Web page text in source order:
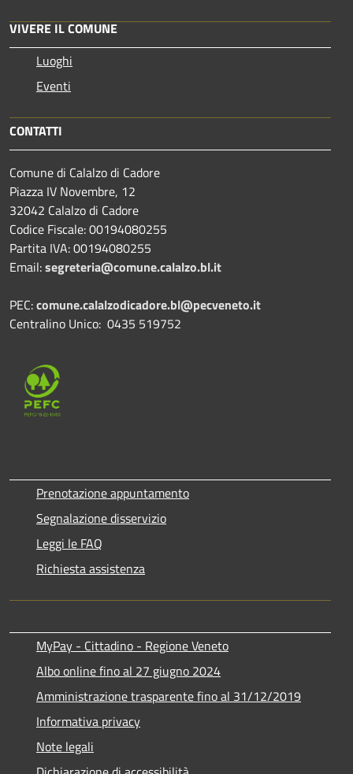
VIVERE IL COMUNE
Luoghi
Eventi
CONTATTI
Comune di Calalzo di Cadore
Piazza IV Novembre, 12
32042 Calalzo di Cadore
Codice Fiscale: 00194080255
Partita IVA: 00194080255
Email:segreteria@comune.calalzo.bl.it
PEC:comune.calalzodicadore.bl@pecveneto.it
Centralino Unico: 0435 519752
Prenotazione appuntamento
Segnalazione disservizio
Leggi le FAQ
Richiesta assistenza
MyPay - Cittadino - Regione Veneto
Albo online fino al 27 giugno 2024
Amministrazione trasparente fino al 31/12/2019
Informativa privacy
Note legali